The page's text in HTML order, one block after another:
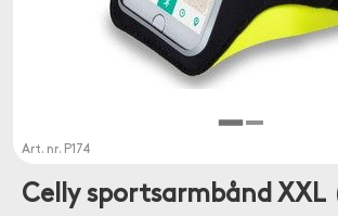
Art. nr. P174
Celly sportsarmbånd XXL